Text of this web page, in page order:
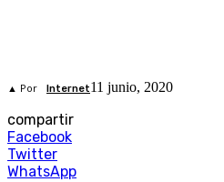
▲ Por Internet11 junio, 2020
compartir
Facebook
Twitter
WhatsApp